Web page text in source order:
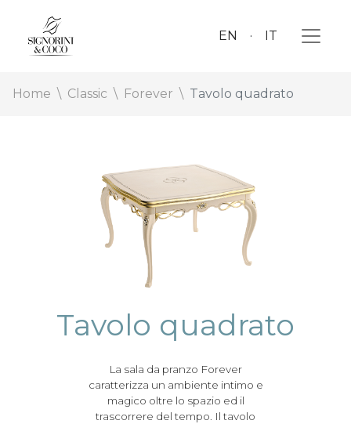
EN IT
Home Classic Forever Tavolo quadrato
Tavolo quadrato
La sala da pranzo Forever
caratterizza un ambiente intimo e
magico oltre lo spazio ed il
trascorrere del tempo. Il tavolo